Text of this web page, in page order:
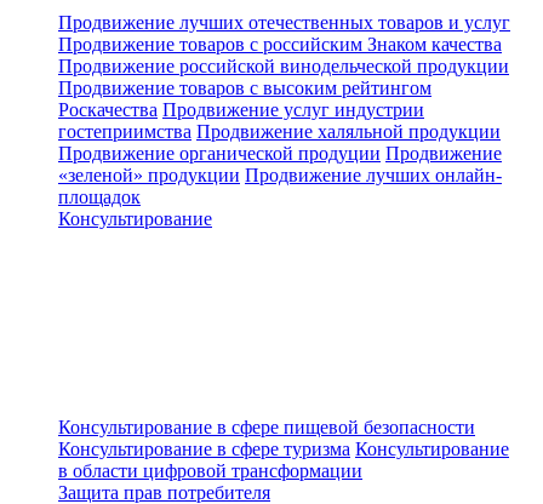
Продвижение лучших отечественных товаров и услуг
Продвижение товаров с российским Знаком качества
Продвижение российской винодельческой продукции
Продвижение товаров с высоким рейтингом
Роскачества Продвижение услуг индустрии
гостеприимства Продвижение халяльной продукции
Продвижение органической продуции Продвижение
«зеленой» продукции Продвижение лучших онлайн-
площадок
Консультирование
Консультирование в сфере пищевой безопасности
Консультирование в сфере туризма Консультирование
в области цифровой трансформации
Защита прав потребителя